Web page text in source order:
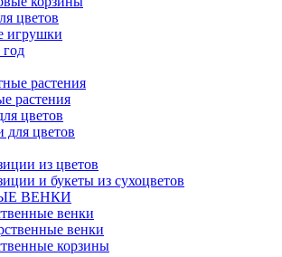
цветов
игрушки
растения
растения
цветов
для цветов
из цветов
и букеты из сухоцветов
ВЕНКИ
венки
венки
корзины